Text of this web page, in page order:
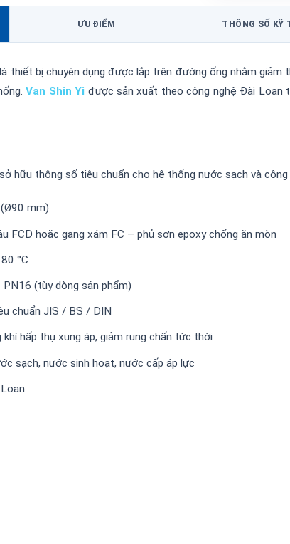
ƯU ĐIỂM THÔNG SỐ KỸ
là thiết bị chuyên dụng được lắp trên đường ống nhằm
Van Shin Yi được sản xuất theo công nghệ Đài Loan
hữu thông số tiêu chuẩn cho hệ thống nước sạch và công
mm)
FCD hoặc gang xám FC – phủ sơn epoxy chống ăn mòn
°C
(tùy dòng sản phẩm)
chuẩn JIS / BS / DIN
khí hấp thụ xung áp, giảm rung chấn tức thời
sạch, nước sinh hoạt, nước cấp áp lực